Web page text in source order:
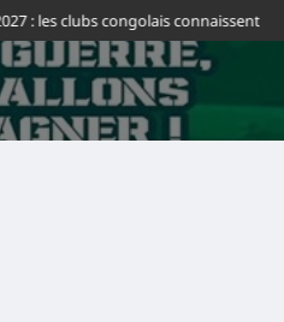
les clubs congolais connaissent leurs